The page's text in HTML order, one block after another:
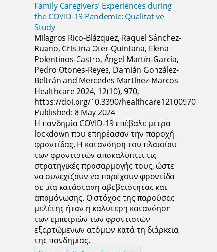
Family Caregivers’ Experiences during
the COVID-19 Pandemic: Qualitative
Study
Milagros Rico-Blázquez, Raquel Sánchez-
Ruano, Cristina Oter-Quintana, Elena
Polentinos-Castro, Ángel Martín-García,
Pedro Otones-Reyes, Damián González-
Beltrán and Mercedes Martínez-Marcos
Healthcare 2024, 12(10), 970,
https://doi.org/10.3390/healthcare12100970
Published: 8 May 2024
Η πανδημία COVID-19 επέβαλε μέτρα
lockdown που επηρέασαν την παροχή
φροντίδας. Η κατανόηση του πλαισίου
των φροντιστών αποκαλύπτει τις
στρατηγικές προσαρμογής τους, ώστε
να συνεχίζουν να παρέχουν φροντίδα
σε μία κατάσταση αβεβαιότητας και
απομόνωσης. Ο στόχος της παρούσας
μελέτης ήταν η καλύτερη κατανόηση
των εμπειριών των φροντιστών
εξαρτώμενων ατόμων κατά τη διάρκεια
της πανδημίας.